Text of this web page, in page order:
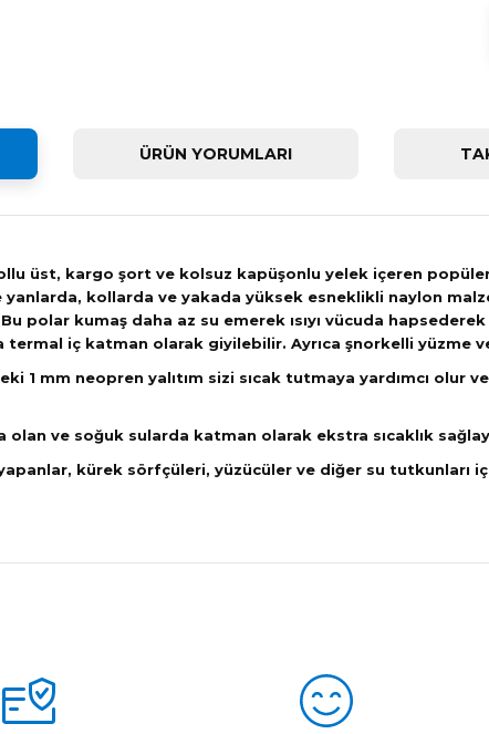
ÜRÜN YORUMLARI
üst, kargo şort ve kolsuz kapüşonlu yelek içeren popüler
yanlarda, kollarda ve yakada yüksek esneklikli naylon
polar kumaş daha az su emerek ısıyı vücuda hapsederek
termal iç katman olarak giyilebilir. Ayrıca şnorkelli yüzme
1 mm neopren yalıtım sizi sıcak tutmaya yardımcı olur
olan ve soğuk sularda katman olarak ekstra sıcaklık
kürek sörfçüleri, yüzücüler ve diğer su tutkunları